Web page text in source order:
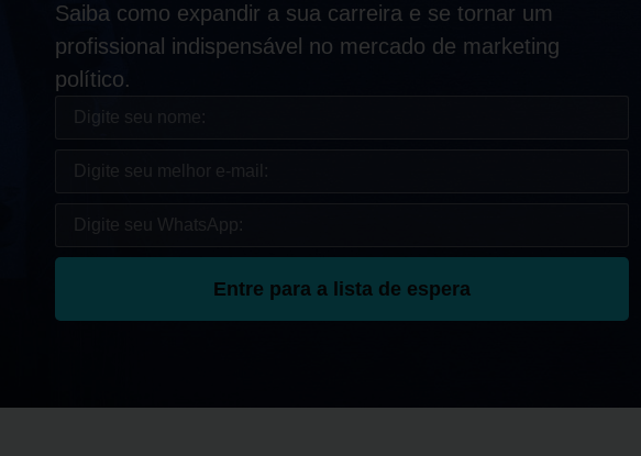
Saiba como expandir a sua carreira e se tornar um
profissional indispensável no mercado de marketing
político.
Entre para a lista de espera